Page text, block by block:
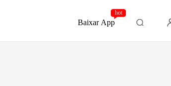
Baixar App
hot